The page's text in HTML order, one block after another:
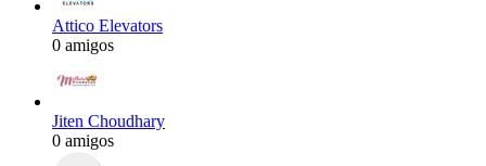
Attico Elevators
0 amigos
Jiten Choudhary
0 amigos